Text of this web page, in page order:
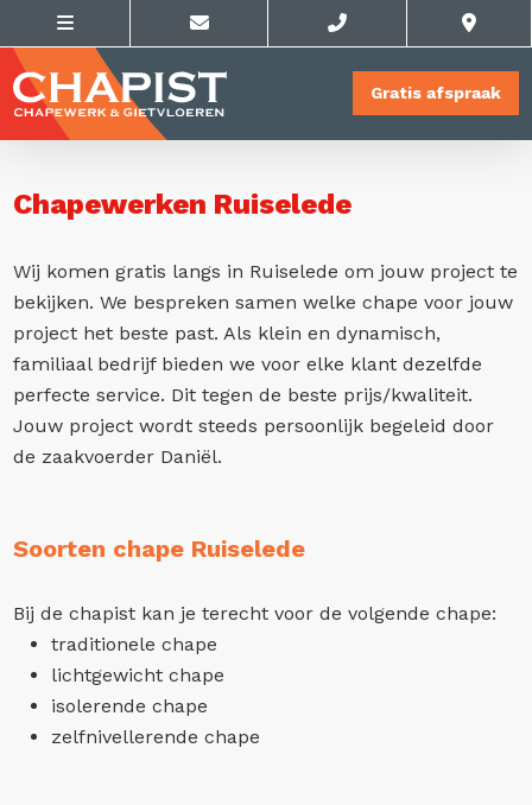
Gratis afspraak
Chapewerken Ruiselede
Wij komen gratis langs in Ruiselede om jouw project te
bekijken. We bespreken samen welke chape voor jouw
project het beste past. Als klein en dynamisch,
familiaal bedrijf bieden we voor elke klant dezelfde
perfecte service. Dit tegen de beste prijs/kwaliteit.
Jouw project wordt steeds persoonlijk begeleid door
de zaakvoerder Daniël.
Soorten chape Ruiselede
Bij de chapist kan je terecht voor de volgende chape:
traditionele chape
lichtgewicht chape
isolerende chape
zelfnivellerende chape